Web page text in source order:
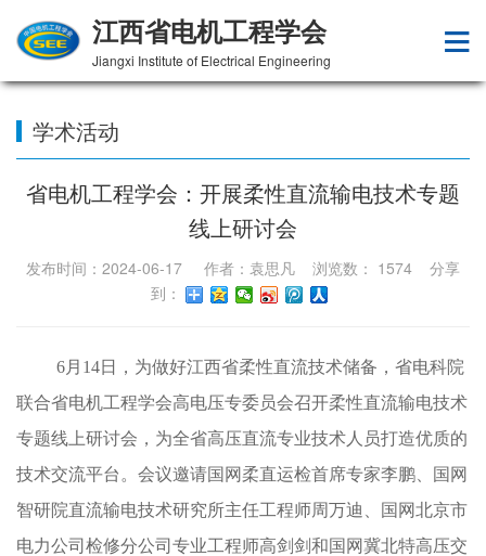
江西省电机工程学会
Jiangxi Institute of Electrical Engineering
学术活动
省电机工程学会：开展柔性直流输电技术专题
线上研讨会
发布时间：2024-06-17 作者：袁思凡 浏览数： 1574 分享
到：
6月14日，为做好江西省柔性直流技术储备，省电科院
联合省电机工程学会高电压专委员会召开柔性直流输电技术
专题线上研讨会，为全省高压直流专业技术人员打造优质的
技术交流平台。会议邀请国网柔直运检首席专家李鹏、国网
智研院直流输电技术研究所主任工程师周万迪、国网北京市
电力公司检修分公司专业工程师高剑剑和国网冀北特高压交